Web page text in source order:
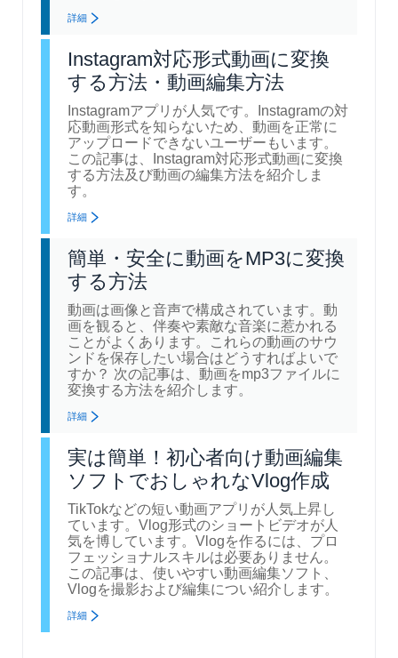
詳細
Instagram対応形式動画に変換
する方法・動画編集方法
Instagramアプリが人気です。Instagramの対
応動画形式を知らないため、動画を正常に
アップロードできないユーザーもいます。
この記事は、Instagram対応形式動画に変換
する方法及び動画の編集方法を紹介しま
す。
詳細
簡単・安全に動画をMP3に変換
する方法
動画は画像と音声で構成されています。動
画を観ると、伴奏や素敵な音楽に惹かれる
ことがよくあります。これらの動画のサウ
ンドを保存したい場合はどうすればよいで
すか？ 次の記事は、動画をmp3ファイルに
変換する方法を紹介します。
詳細
実は簡単！初心者向け動画編集
ソフトでおしゃれなVlog作成
TikTokなどの短い動画アプリが人気上昇し
ています。Vlog形式のショートビデオが人
気を博しています。Vlogを作るには、プロ
フェッショナルスキルは必要ありません。
この記事は、使いやすい動画編集ソフト、
Vlogを撮影および編集につい紹介します。
詳細